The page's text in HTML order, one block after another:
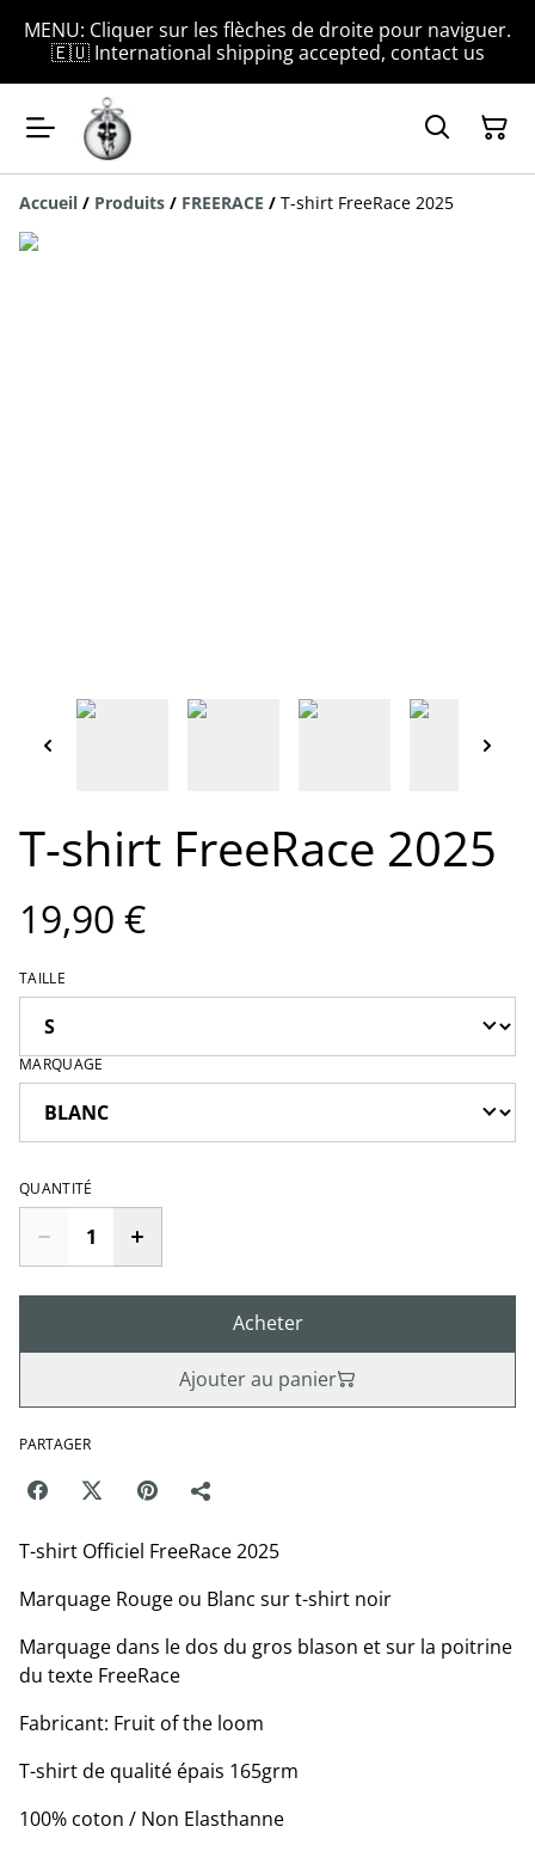
MENU: Cliquer sur les flèches de droite pour naviguer.
🇪🇺 International shipping accepted, contact us
Accueil / Produits / FREERACE / T-shirt FreeRace 2025
T-shirt FreeRace 2025
19,90 €
TAILLE
MARQUAGE
QUANTITÉ
Acheter
Ajouter au panier
PARTAGER
T-shirt Officiel FreeRace 2025
Marquage Rouge ou Blanc sur t-shirt noir
Marquage dans le dos du gros blason et sur la poitrine
du texte FreeRace
Fabricant: Fruit of the loom
T-shirt de qualité épais 165grm
100% coton / Non Elasthanne